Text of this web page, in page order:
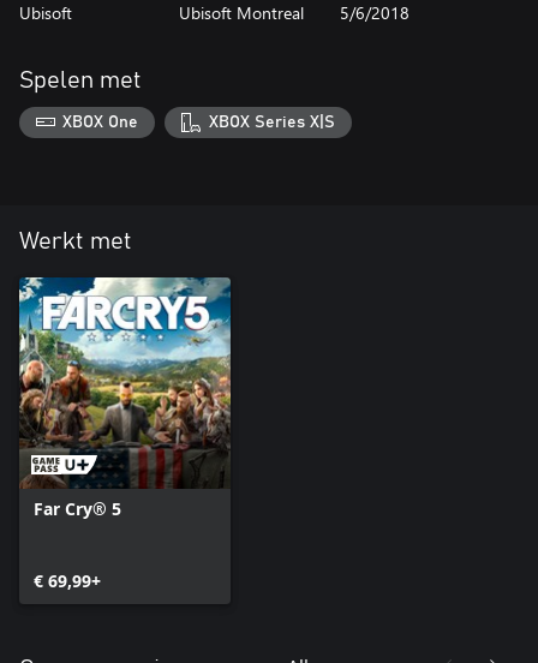
Ubisoft Ubisoft Montreal 5/6/2018
Spelen met
XBOX One XBOX Series X|S
Werkt met
Far Cry® 5
€ 69,99+